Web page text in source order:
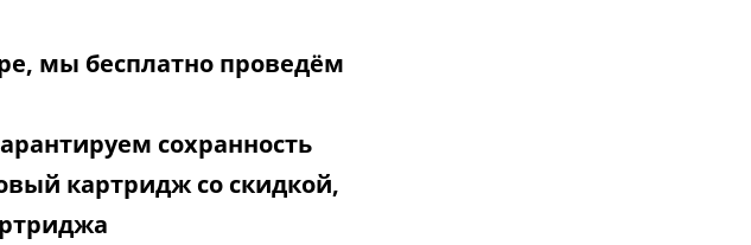
мы бесплатно проведём
сохранность
картридж со скидкой,